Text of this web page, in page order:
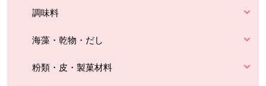
調味料
海藻・乾物・だし
粉類・皮・製菓材料